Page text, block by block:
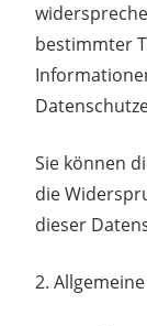
bestimmter
Sie können
die
dieser
2.